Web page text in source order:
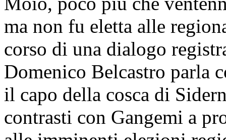
ma non fu eletta alle
corso di una dialogo
Domenico Belcastro parla
il capo della cosca di
contrasti con Gangemi a